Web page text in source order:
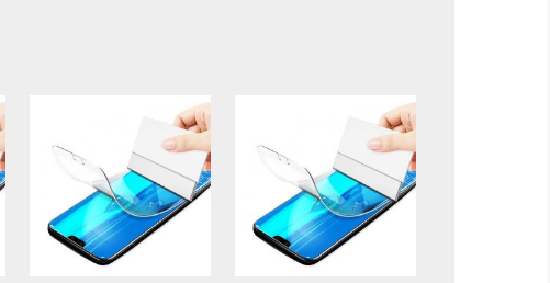
la clarté de l'écran et n'altérant pas la qualité de
:
Les films hydrogel maintiennent
la sensibilité tactile de l'écran, vous permettant
smartphone sans problème.